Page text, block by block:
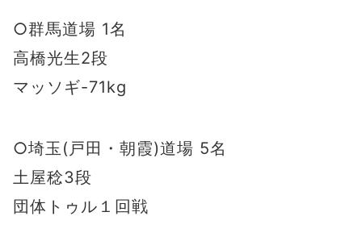
○群馬道場 1名
高橋光生2段
マッソギ-71kg
○埼玉(戸田・朝霞)道場 5名
土屋稔3段
団体トゥル１回戦